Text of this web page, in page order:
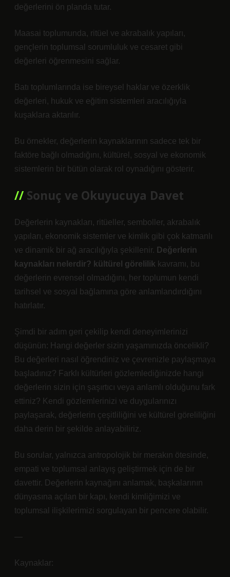
değerlerini ön planda tutar.
Maasai toplumunda, ritüel ve akrabalık yapıları,
gençlerin toplumsal sorumluluk ve cesaret gibi
değerleri öğrenmesini sağlar.
Batı toplumlarında ise bireysel haklar ve özerklik
değerleri, hukuk ve eğitim sistemleri aracılığıyla
kuşaklara aktarılır.
Bu örnekler, değerlerin kaynaklarının sadece tek bir
faktöre bağlı olmadığını, kültürel, sosyal ve ekonomik
sistemlerin bir bütün olarak rol oynadığını gösterir.
Sonuç ve Okuyucuya Davet
Değerlerin kaynakları, ritüeller, semboller, akrabalık
yapıları, ekonomik sistemler ve kimlik gibi çok katmanlı
ve dinamik bir ağ aracılığıyla şekillenir. Değerlerin
kaynakları nelerdir? kültürel görelilik kavramı, bu
değerlerin evrensel olmadığını, her toplumun kendi
tarihsel ve sosyal bağlamına göre anlamlandırdığını
hatırlatır.
Şimdi bir adım geri çekilip kendi deneyimlerinizi
düşünün: Hangi değerler sizin yaşamınızda öncelikli?
Bu değerleri nasıl öğrendiniz ve çevrenizle paylaşmaya
başladınız? Farklı kültürleri gözlemlediğinizde hangi
değerlerin sizin için şaşırtıcı veya anlamlı olduğunu fark
ettiniz? Kendi gözlemlerinizi ve duygularınızı
paylaşarak, değerlerin çeşitliliğini ve kültürel göreliliğini
daha derin bir şekilde anlayabiliriz.
Bu sorular, yalnızca antropolojik bir merakın ötesinde,
empati ve toplumsal anlayış geliştirmek için de bir
davettir. Değerlerin kaynağını anlamak, başkalarının
dünyasına açılan bir kapı, kendi kimliğimizi ve
toplumsal ilişkilerimizi sorgulayan bir pencere olabilir.
—
Kaynaklar: